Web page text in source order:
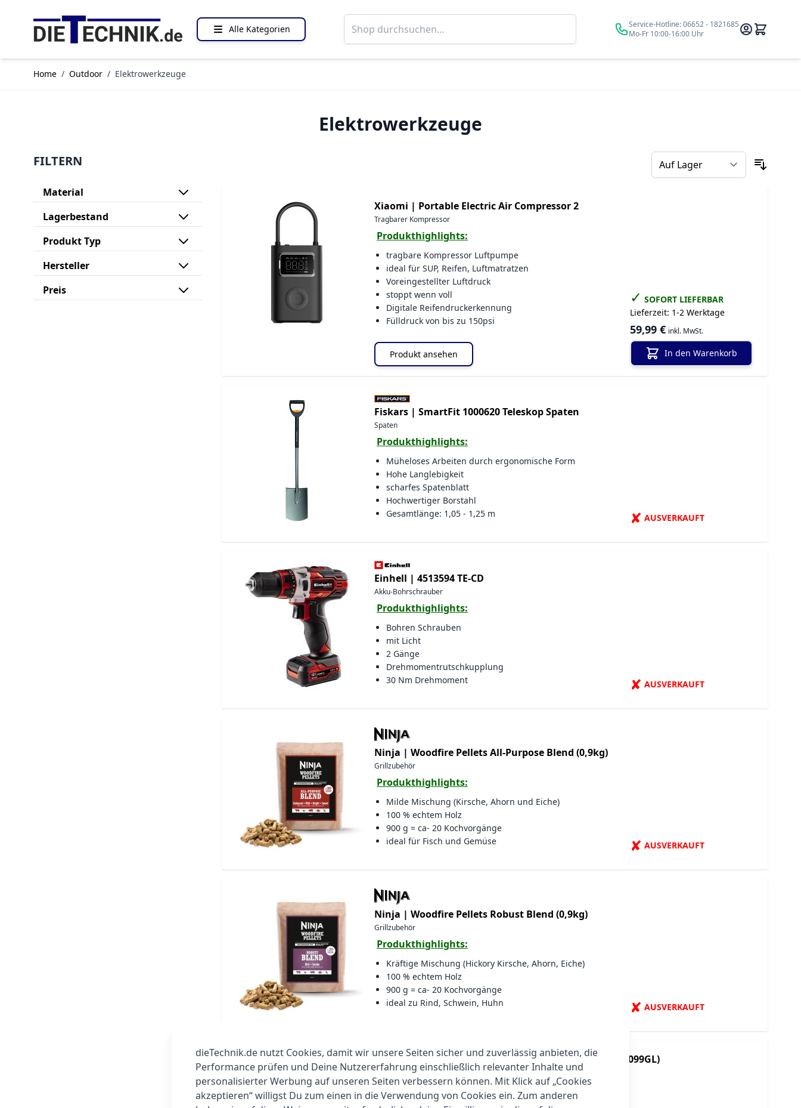
Alle Kategorien
Suche Service-Hotline:06652 - 1821685
Mo-Fr 10:00-16:00 Uhr
Home / Outdoor / Elektrowerkzeuge
Elektrowerkzeuge
FILTERN
Material
Lagerbestand
Produkt Typ
Hersteller
Preis
Xiaomi | Portable Electric Air Compressor 2
Tragbarer Kompressor
Produkthighlights:
tragbare Kompressor Luftpumpe
ideal für SUP, Reifen, Luftmatratzen
Voreingestellter Luftdruck
stoppt wenn voll
Digitale Reifendruckerkennung
Fülldruck von bis zu 150psi
Produkt ansehen
✓ SOFORT LIEFERBAR
Lieferzeit: 1-2 Werktage
59,99 € inkl. MwSt.
In den Warenkorb
Fiskars | SmartFit 1000620 Teleskop Spaten
Spaten
Produkthighlights:
Müheloses Arbeiten durch ergonomische Form
Hohe Langlebigkeit
scharfes Spatenblatt
Hochwertiger Borstahl
Gesamtlänge: 1,05 - 1,25 m
✘ AUSVERKAUFT
Einhell | 4513594 TE-CD
Akku-Bohrschrauber
Produkthighlights:
Bohren Schrauben
mit Licht
2 Gänge
Drehmomentrutschkupplung
30 Nm Drehmoment
✘ AUSVERKAUFT
Ninja | Woodfire Pellets All-Purpose Blend (0,9kg)
Grillzubehör
Produkthighlights:
Milde Mischung (Kirsche, Ahorn und Eiche)
100 % echtem Holz
900 g = ca- 20 Kochvorgänge
ideal für Fisch und Gemüse
✘ AUSVERKAUFT
Ninja | Woodfire Pellets Robust Blend (0,9kg)
Grillzubehör
Produkthighlights:
Kräftige Mischung (Hickory Kirsche, Ahorn, Eiche)
100 % echtem Holz
900 g = ca- 20 Kochvorgänge
ideal zu Rind, Schwein, Huhn
✘ AUSVERKAUFT
Xiaomi |Portable Electric Air Compressor 2 Pro (BHR9099GL)
Tragbarer Kompressor
Produkthighlights:
dieTechnik.de nutzt Cookies, damit wir unsere Seiten sicher und zuverlässig anbieten, die
Performance prüfen und Deine Nutzererfahrung einschließlich relevanter Inhalte und
personalisierter Werbung auf unseren Seiten verbessern können. Mit Klick auf „Cookies
akzeptieren“ willigst Du zum einen in die Verwendung von Cookies ein. Zum anderen